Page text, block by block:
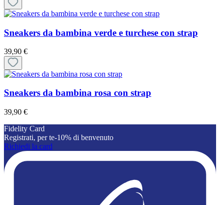
Sneakers da bambina verde e turchese con strap
39,90 €
Sneakers da bambina rosa con strap
39,90 €
Fidelity Card
Registrati, per te-10% di benvenuto
Richiedi la card